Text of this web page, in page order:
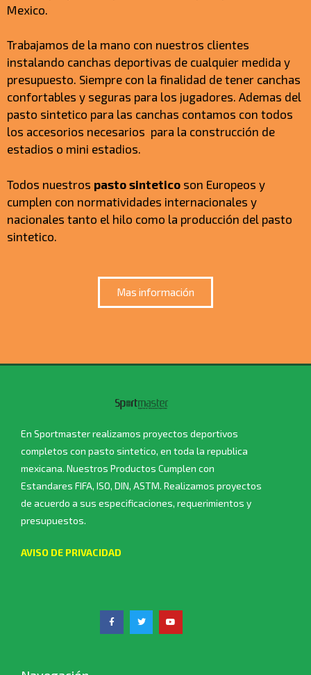
Mexico.
Trabajamos de la mano con nuestros clientes
instalando canchas deportivas de cualquier medida y
presupuesto. Siempre con la finalidad de tener canchas
confortables y seguras para los jugadores. Ademas del
pasto sintetico para las canchas contamos con todos
los accesorios necesarios para la construcción de
estadios o mini estadios.
Todos nuestros pasto sintetico son Europeos y
cumplen con normatividades internacionales y
nacionales tanto el hilo como la producción del pasto
sintetico.
Mas información
En Sportmaster realizamos proyectos deportivos
completos con pasto sintetico, en toda la republica
mexicana. Nuestros Productos Cumplen con
Estandares FIFA, ISO, DIN, ASTM. Realizamos proyectos
de acuerdo a sus especificaciones, requerimientos y
presupuestos.
AVISO DE PRIVACIDAD